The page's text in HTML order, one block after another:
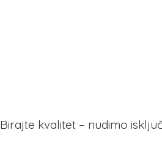
Birajte kvalitet – nudimo